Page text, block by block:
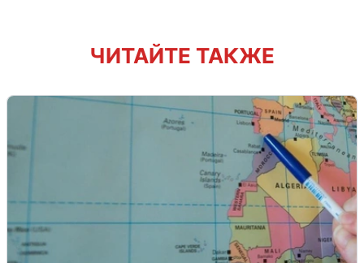
ЧИТАЙТЕ ТАКЖЕ